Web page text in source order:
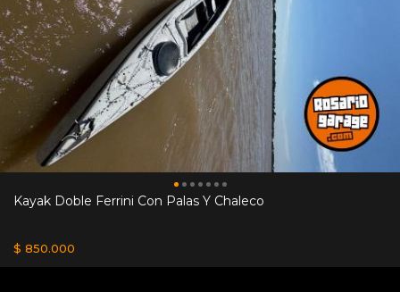
Kayak Doble Ferrini Con Palas Y Chaleco
$ 850.000